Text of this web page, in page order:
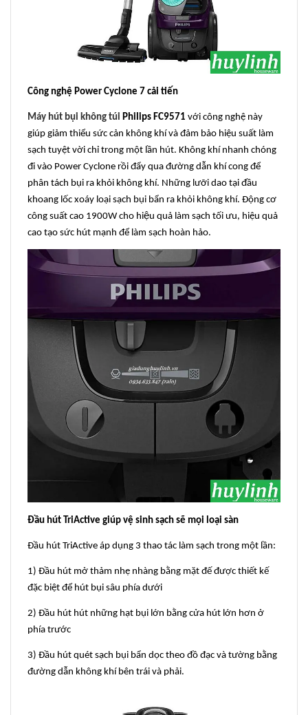
Công nghệ Power Cyclone 7 cải tiến
Máy hút bụi không túi Philips FC9571 với công nghệ này
giúp giảm thiểu sức cản không khí và đảm bảo hiệu suất làm
sạch tuyệt vời chỉ trong một lần hút. Không khí nhanh chóng
đi vào Power Cyclone rồi đẩy qua đường dẫn khí cong để
phân tách bụi ra khỏi không khí. Những lưỡi dao tại đầu
khoang lốc xoáy loại sạch bụi bẩn ra khỏi không khí. Động cơ
công suất cao 1900W cho hiệu quả làm sạch tối ưu, hiệu quả
cao tạo sức hút mạnh để làm sạch hoàn hảo.
Đầu hút TriActive giúp vệ sinh sạch sẽ mọi loại sàn
Đầu hút TriActive áp dụng 3 thao tác làm sạch trong một lần:
1) Đầu hút mở thảm nhẹ nhàng bằng mặt đế được thiết kế
đặc biệt để hút bụi sâu phía dưới
2) Đầu hút hút những hạt bụi lớn bằng cửa hút lớn hơn ở
phía trước
3) Đầu hút quét sạch bụi bẩn dọc theo đồ đạc và tường bằng
đường dẫn không khí bên trái và phải.